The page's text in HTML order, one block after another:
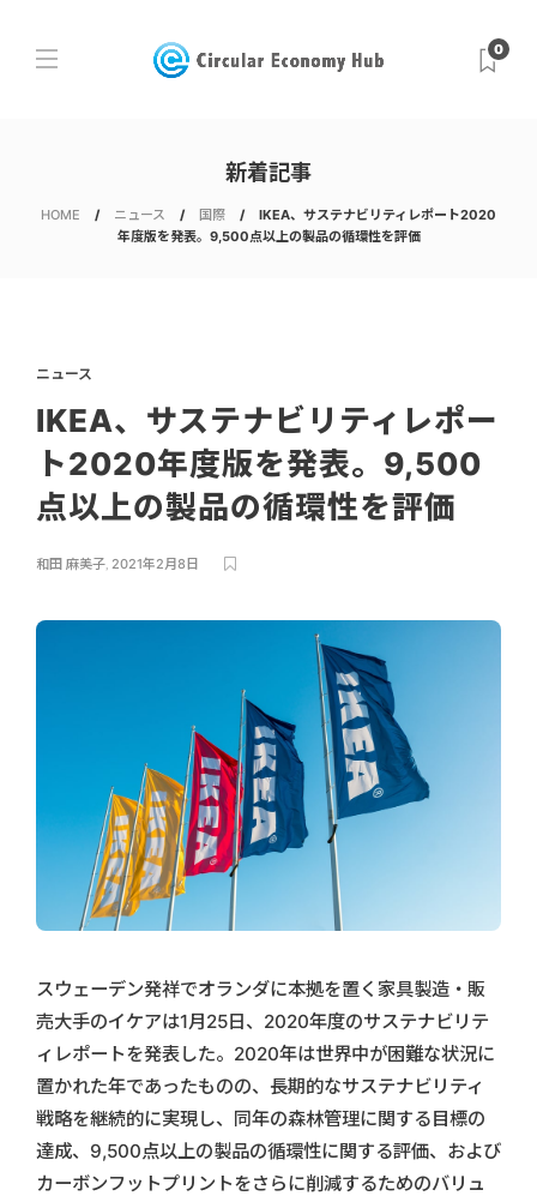
0
新着記事
HOME ニュース 国際
IKEA、サステナビリティレポート2020
年度版を発表。9,500点以上の製品の循環性を評価
ニュース
IKEA、サステナビリティレポー
ト2020年度版を発表。9,500
点以上の製品の循環性を評価
和田 麻美子, 2021年2月8日
スウェーデン発祥でオランダに本拠を置く家具製造・販
売大手のイケアは1月25日、2020年度のサステナビリテ
ィレポートを発表した。2020年は世界中が困難な状況に
置かれた年であったものの、長期的なサステナビリティ
戦略を継続的に実現し、同年の森林管理に関する目標の
達成、9,500点以上の製品の循環性に関する評価、および
カーボンフットプリントをさらに削減するためのバリュ